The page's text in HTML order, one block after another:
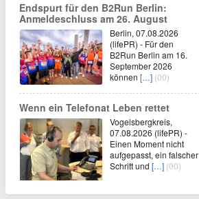
Endspurt für den B2Run Berlin:
Anmeldeschluss am 26. August
Berlin, 07.08.2026
(lifePR) - Für den
B2Run Berlin am 16.
September 2026
können […] (00)
Wenn ein Telefonat Leben rettet
Vogelsbergkreis,
07.08.2026 (lifePR) -
Einen Moment nicht
aufgepasst, ein falscher
Schritt und […] (00)